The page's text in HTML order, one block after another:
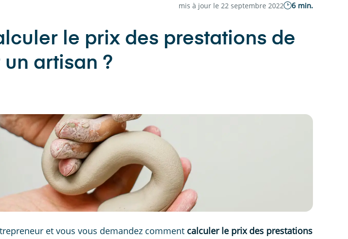
mis à jour le 22 septembre 2022 6 min.
le prix des prestations de
artisan ?
et vous vous demandez comment calculer le prix des prestations